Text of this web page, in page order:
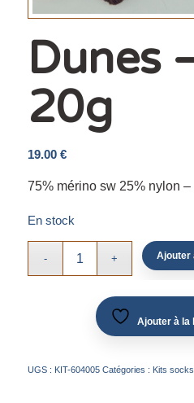
Dunes
20g
19.00 €
75% mérino sw 25% nylon
En stock
Ajouter
Ajouter à la
UGS : KIT-604005 Catégories : Kits socks